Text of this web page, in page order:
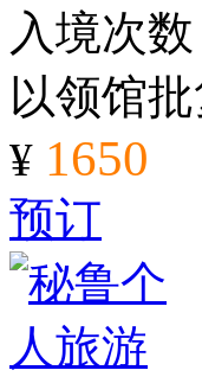
入境次
以领馆
¥ 1650
预订